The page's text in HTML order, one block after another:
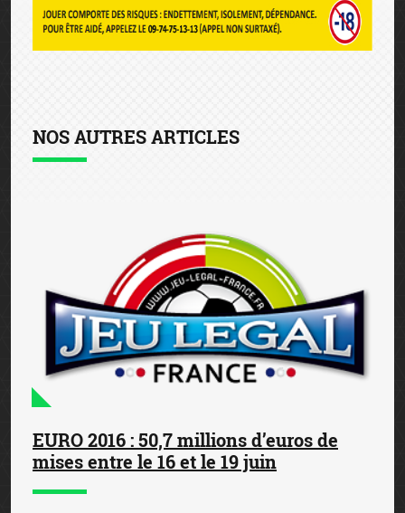
NOS AUTRES ARTICLES
EURO 2016 : 50,7 millions d’euros de
mises entre le 16 et le 19 juin